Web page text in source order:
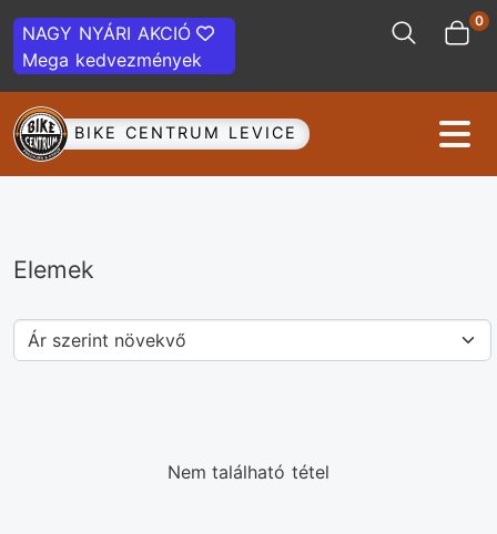
NAGY NYÁRI AKCIÓ
Mega kedvezmények
0
BIKE CENTRUM LEVICE
Elemek
Nem található tétel